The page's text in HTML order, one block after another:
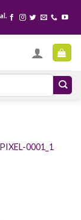
PIXEL-0001_1